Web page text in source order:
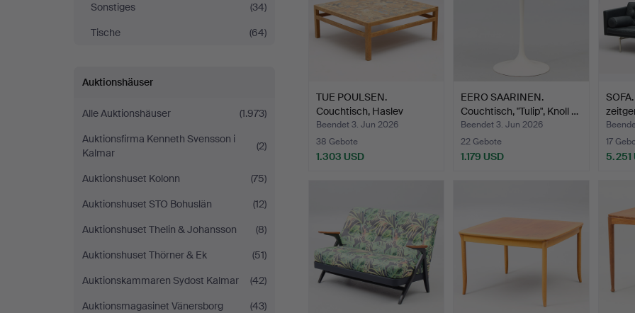
Sonstiges
(34)
Tische
(64)
Auktionshäuser
Alle Auktionshäuser
(1.973)
Auktionsfirma Kenneth Svensson i
Kalmar
(2)
Auktionshuset Kolonn
(75)
Auktionshuset STO Bohuslän
(12)
Auktionshuset Thelin & Johansson
(8)
Auktionshuset Thörner & Ek
(51)
Auktionskammaren Sydost Kalmar
(42)
Auktionsmagasinet Vänersborg
(43)
TUE POULSEN.
Couchtisch, Haslev
Møbelsnedk…
Beendet 3. Jun 2026
38 Gebote
1.303 USD
EERO SAARINEN.
Couchtisch, "Tulip", Knoll …
Beendet 3. Jun 2026
22 Gebote
1.179 USD
17
5.251